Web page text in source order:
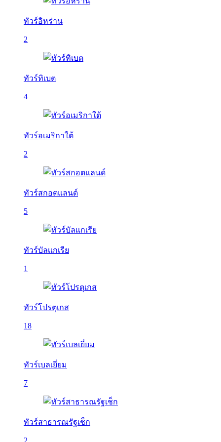
ทัวร์อิหร่าน
2
ทัวร์ทิเบต
4
ทัวร์อเมริกาใต้
2
ทัวร์สกอตแลนด์
5
ทัวร์บัลเเกเรีย
1
ทัวร์โปรตุเกส
18
ทัวร์เบลเยี่ยม
7
ทัวร์สาธารณรัฐเช็ก
2